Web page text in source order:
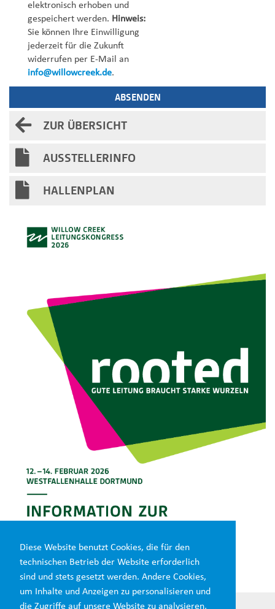
Diese Website benutzt Cookies, die für den
technischen Betrieb der Website erforderlich
sind und stets gesetzt werden. Andere Cookies,
um Inhalte und Anzeigen zu personalisieren und
die Zugriffe auf unsere Website zu analysieren,
elektronisch erhoben und
gespeichert werden. Hinweis:
Sie können Ihre Einwilligung
jederzeit für die Zukunft
widerrufen per E-Mail an
info@willowcreek.de.
ZUR ÜBERSICHT
AUSSTELLERINFO
HALLENPLAN
Ausstellerinfo (PDF | 1 MB)